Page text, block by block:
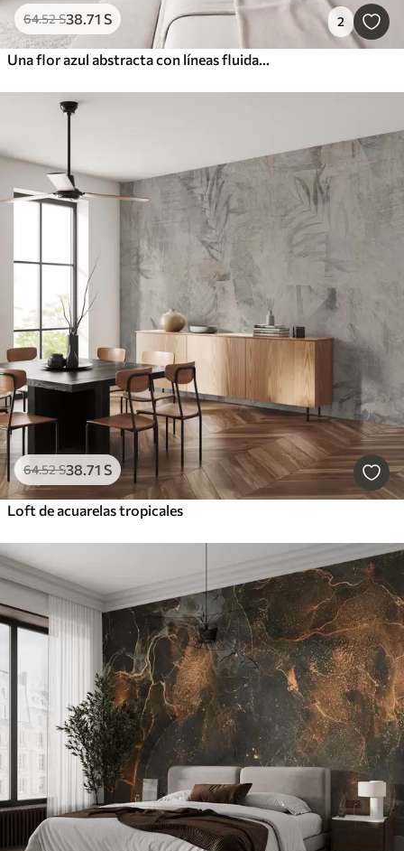
64.52S38.71 S 2
Una flor azul abstracta con líneas fluidas al estilo del arte fluido
64.52S38.71 S
Loft de acuarelas tropicales